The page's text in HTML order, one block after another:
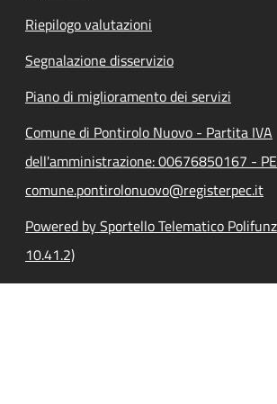
Riepilogo valutazioni
Segnalazione disservizio
Piano di miglioramento dei servizi
Comune di Pontirolo Nuovo - Partita IVA
dell'amministrazione: 00676850167 -
comune.pontirolonuovo@registerpec.it
Powered by Sportello Telematico
10.41.2)